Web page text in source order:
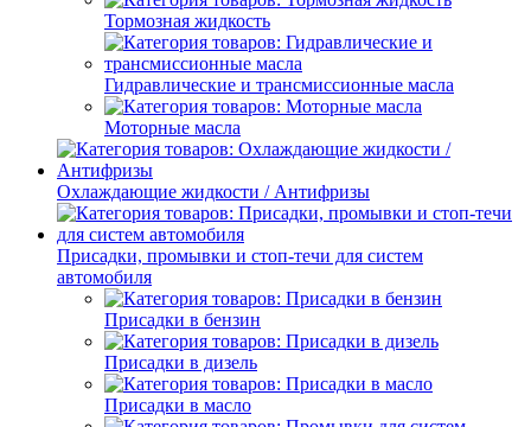
Тормозная жидкость
Гидравлические и трансмиссионные масла
Моторные масла
Охлаждающие жидкости / Антифризы
Присадки, промывки и стоп-течи для систем
автомобиля
Присадки в бензин
Присадки в дизель
Присадки в масло